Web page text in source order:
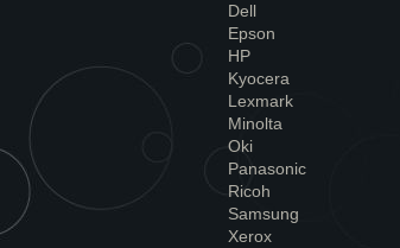
Dell
Epson
HP
Kyocera
Lexmark
Minolta
Oki
Panasonic
Ricoh
Samsung
Xerox